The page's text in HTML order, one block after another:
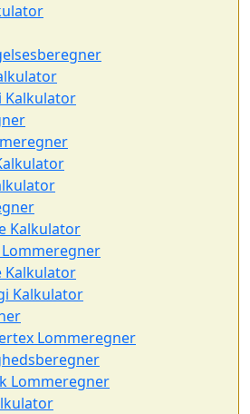
Kalkulator
Kalkulator
Kalkulator
Kalkulator
Lommeregner
Lommeregner